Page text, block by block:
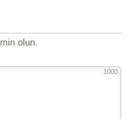
olun.
1000